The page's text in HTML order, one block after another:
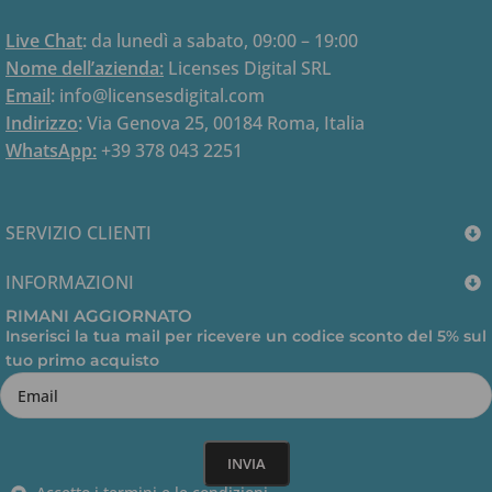
Mauro Follieri
Rating: 5/5
Grazie a voi, non ho avuto nessun problema, guida
Mon Jan 26 2026 00:29:16 GMT+0000 (Coordinated
Rating: 5/5
Presenta prodotti a prezzi accessibili e garantisce i
Sun Jan 25 2026 21:02:19 GMT+0000 (Coordinated
Microsoft Windows 11 Home License Key
Francesco Colangelo
Rating: 5/5
Puntuali nella spedizione e gentili nell’assistenza
Sun Jan 25 2026 20:54:35 GMT+0000 (Coordinated
Live Chat: da lunedì a sabato, 09:00 – 19:00
Nome dell’azienda: Licenses Digital SRL
Email: info@licensesdigital.com
Indirizzo:Via Genova 25, 00184 Roma, Italia
WhatsApp: +39 378 043 2251
SERVIZIO CLIENTI
INFORMAZIONI
RIMANI AGGIORNATO
Inserisci la tua mail per ricevere un codice sconto del 5% sul
tuo primo acquisto